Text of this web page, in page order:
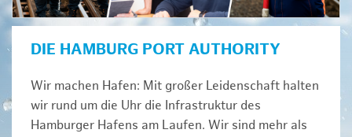
DIE HAMBURG PORT AUTHORITY
Wir machen Hafen: Mit großer Leidenschaft halten
wir rund um die Uhr die Infrastruktur des
Hamburger Hafens am Laufen. Wir sind mehr als